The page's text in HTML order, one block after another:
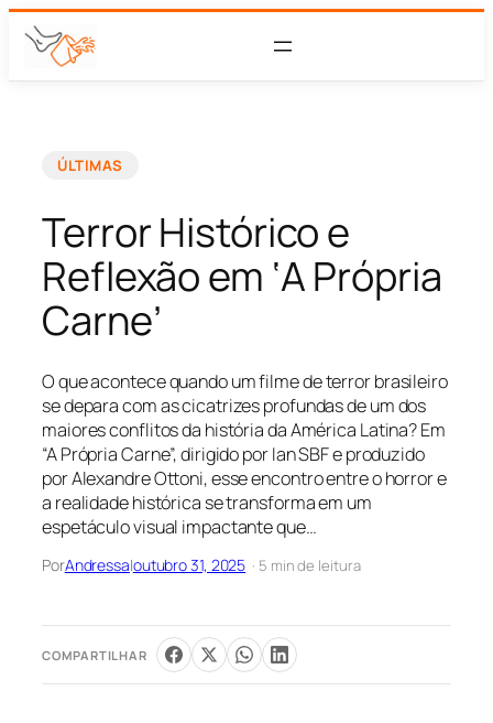
ÚLTIMAS
Terror Histórico e
Reflexão em ‘A Própria
Carne’
O que acontece quando um filme de terror brasileiro
se depara com as cicatrizes profundas de um dos
maiores conflitos da história da América Latina? Em
“A Própria Carne”, dirigido por Ian SBF e produzido
por Alexandre Ottoni, esse encontro entre o horror e
a realidade histórica se transforma em um
espetáculo visual impactante que…
PorAndressa|outubro 31, 2025 · 5 min de leitura
COMPARTILHAR